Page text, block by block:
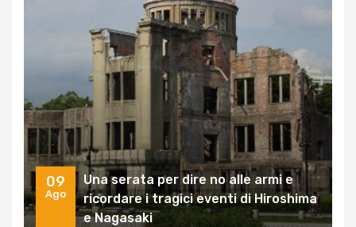
09
Ago
Una serata per dire no alle armi e
ricordare i tragici eventi di Hiroshima
e Nagasaki